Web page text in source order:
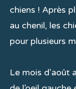
chiens ! Après
au chenil, les
pour plusieurs
Le mois d’août